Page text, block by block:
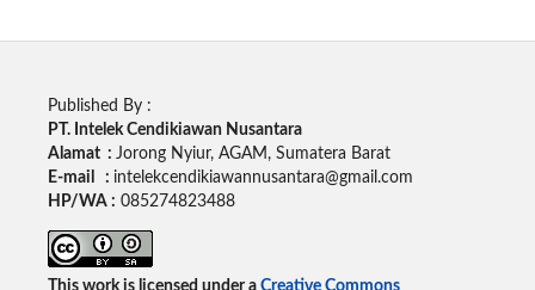
Published By :
PT. Intelek Cendikiawan Nusantara
Alamat : Jorong Nyiur, AGAM, Sumatera Barat
E-mail : intelekcendikiawannusantara@gmail.com
HP/WA : 085274823488
This work is licensed under a Creative Commons